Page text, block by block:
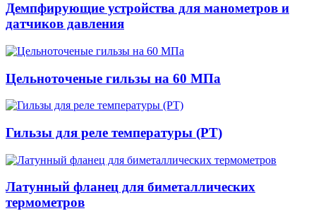
Демпфирующие устройства для манометров и
датчиков давления
Цельноточеные гильзы на 60 МПа
Гильзы для реле температуры (РТ)
Латунный фланец для биметаллических
термометров